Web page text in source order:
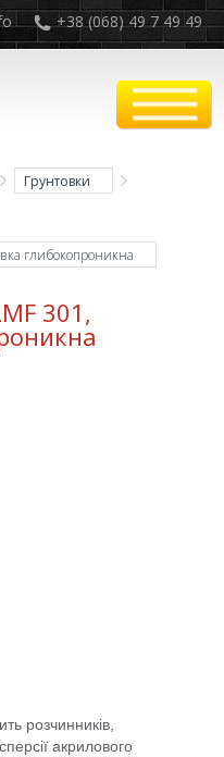
+38 (068) 49 7 49 49
Грунтовки
глибокопроникна
301,
розчинників,
акрилового